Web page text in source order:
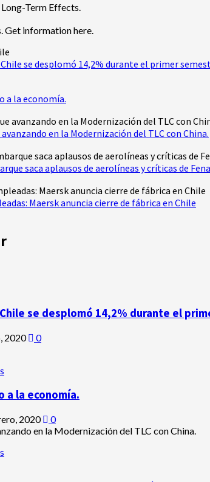
Term Effects.
Get information here.
se desplomó 14,2% durante el primer
a la economía.
en la Modernización del TLC con China.
saca aplausos de aerolíneas y críticas de
Maersk anuncia cierre de fábrica en Chile
se desplomó 14,2% durante el
2020 0
a la economía.
2020 0